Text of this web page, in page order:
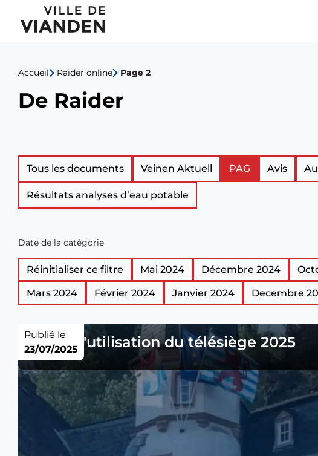
De
Raider
Menu
navigation
principal
Accueil Raider online Page 2
De Raider
Liste
des
documents
officiels
Tous les documents Veinen Aktuell PAG Avis
Résultats analyses d’eau potable
Date de la catégorie
Réinitialiser ce filtre Mai 2024 Décembre 2024
Mars 2024 Février 2024 Janvier 2024 Decembre
Taxes d'utilisation du télésiège 2025
Publié le
23/07/2025